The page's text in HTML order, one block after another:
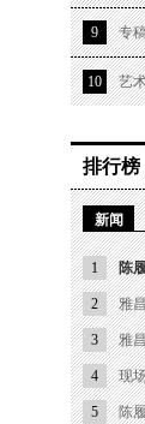
9 专
10 艺
排行榜
新闻
1 陈
2 雅
3 雅
4 现
5 陈